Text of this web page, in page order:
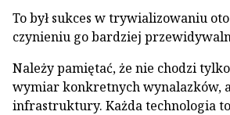
To był sukces w trywializowaniu
czynieniu go bardziej
Należy pamiętać, że nie chodzi
wymiar konkretnych wynalazków,
infrastruktury. Każda technologia